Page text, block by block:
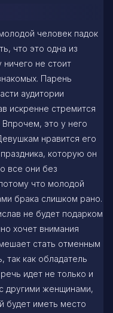
человек падок
что это одна из
не стоит
Парень
аудитории
искренне стремится
это у него
нравится его
которую он
все они без
что молодой
брака слишком рано.
не будет подарком
хочет внимания
стать отменным
так как обладатель
идет не только и
другими женщинами,
будет иметь место